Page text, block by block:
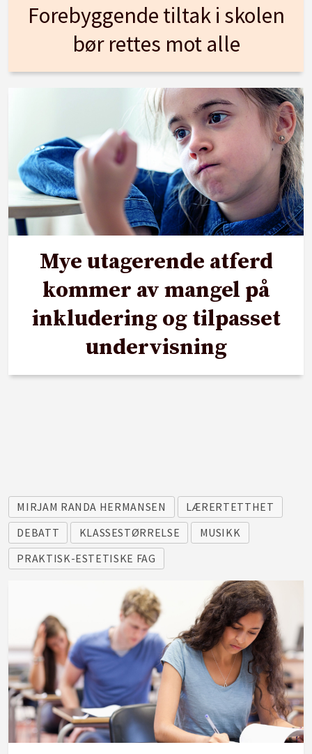
Forebyggende tiltak i skolen
bør rettes mot alle
Mye utagerende atferd
kommer av mangel på
inkludering og tilpasset
undervisning
MIRJAM RANDA HERMANSEN
LÆRERTETTHET
DEBATT
KLASSESTØRRELSE
MUSIKK
PRAKTISK-ESTETISKE FAG